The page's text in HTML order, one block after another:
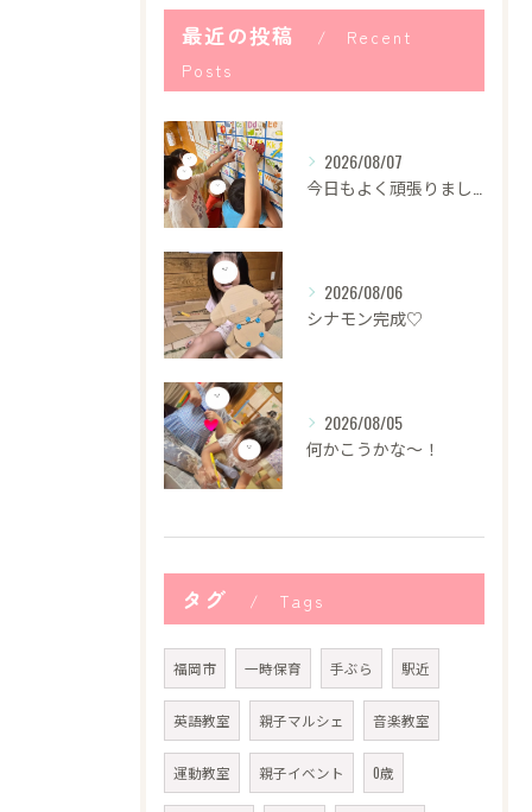
最近の投稿
Recent
Posts
2026/08/07
2026/08/06
シナモン完成♡
2026/08/05
何かこうかな〜！
タグ Tags
福岡市 一時保育 手ぶら 駅近
英語教室 親子マルシェ 音楽教室
運動教室 親子イベント 0歳